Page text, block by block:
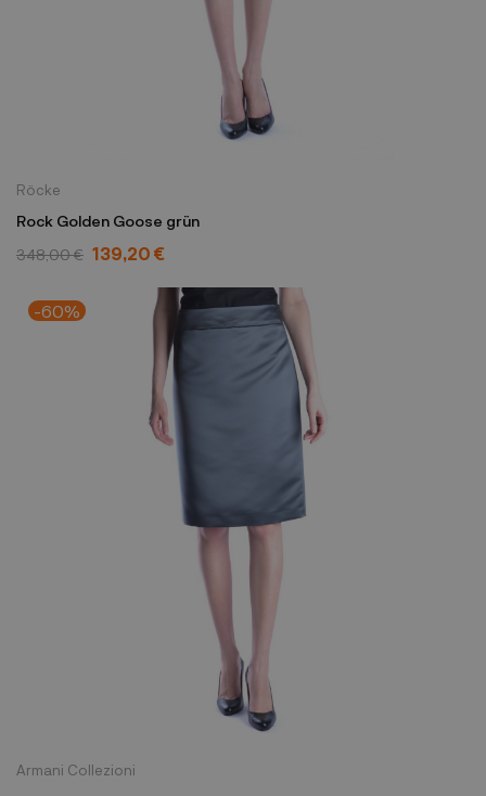
Röcke
Rock Golden Goose grün
348,00 € 139,20 €
-60%
Armani Collezioni